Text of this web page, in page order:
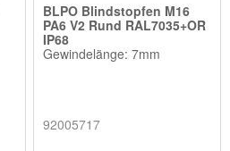
BLPO Blindstopfen M16
PA6 V2 Rund RAL7035+OR
IP68
Gewindelänge: 7mm
92005717